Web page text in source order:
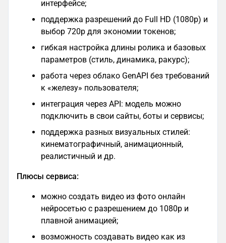
интерфейсе;
поддержка разрешений до Full HD (1080p) и
выбор 720p для экономии токенов;
гибкая настройка длины ролика и базовых
параметров (стиль, динамика, ракурс);
работа через облако GenAPI без требований
к «железу» пользователя;
интеграция через API: модель можно
подключить в свои сайты, боты и сервисы;
поддержка разных визуальных стилей:
кинематографичный, анимационный,
реалистичный и др.
Плюсы сервиса:
можно создать видео из фото онлайн
нейросетью с разрешением до 1080p и
плавной анимацией;
возможность создавать видео как из